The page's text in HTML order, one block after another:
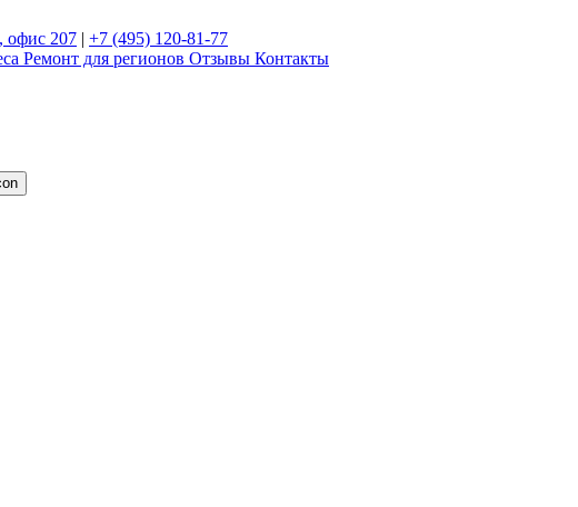
офис 207 | +7 (495) 120-81-77
Ремонт для регионов Отзывы Контакты